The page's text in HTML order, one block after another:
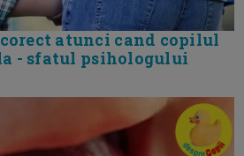
atunci cand copilul
- sfatul psihologului